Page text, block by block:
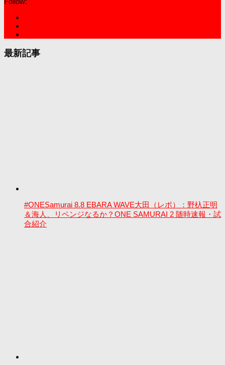
最新記事
#ONESamurai 8.8 EBARA WAVE大田（レポ）：野杁正明
＆海人、リベンジなるか？ONE SAMURAI 2 随時速報・試
合紹介